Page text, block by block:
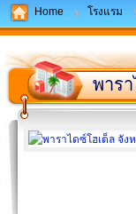
Home โรงแรม
พาร